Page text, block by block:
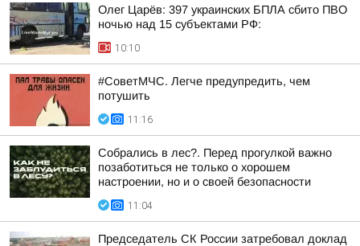
Олег Царёв: 397 украинских БПЛА сбито ПВО
ночью над 15 субъектами РФ:
10:10
#СоветМЧС. Легче предупредить, чем
потушить
11:16
Собрались в лес?. Перед прогулкой важно
позаботиться не только о хорошем
настроении, но и о своей безопасности
11:04
Председатель СК России затребовал доклад